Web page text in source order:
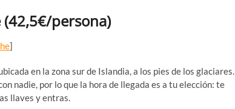
persona)
]
en la zona sur de Islandia, a los pies de los glaciares.
nadie, por lo que la hora de llegada es a tu elección: te
llaves y entras.